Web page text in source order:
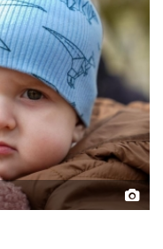
02.02.2026